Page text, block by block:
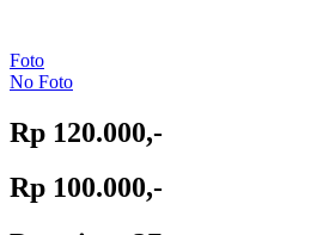
Foto
No Foto
Rp 120.000,-
Rp 100.000,-